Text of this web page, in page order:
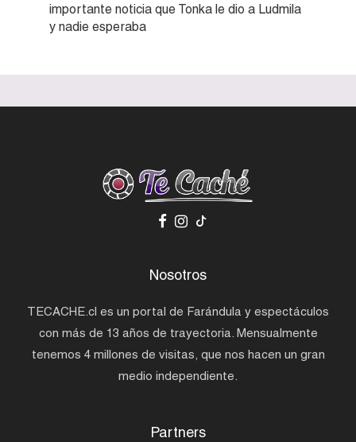
importante noticia que Tonka le dio a Ludmila
y nadie esperaba
Nosotros
TECACHE.cl es un portal de Farándula y espectáculos
con más de 13 años de trayectoria. Mensualmente
tenemos 4 millones de visitas, que nos hacen un gran
medio independiente.
Partners